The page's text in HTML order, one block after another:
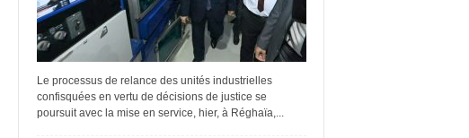
Le processus de relance des unités industrielles
confisquées en vertu de décisions de justice se
poursuit avec la mise en service, hier, à Réghaïa,...